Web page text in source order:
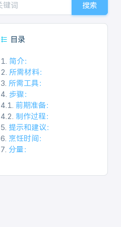
搜索
目录
1. 简介：
2. 所需材料：
3. 所需工具：
4. 步骤：
4.1. 前期准备：
4.2. 制作过程：
5. 提示和建议：
6. 烹饪时间：
7. 分量：